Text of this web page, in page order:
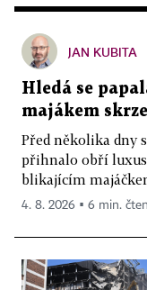
JAN KUBITA
Hledá se
majákem
Před několika dny
přihnalo obří
blikajícím
4. 8. 2026 ▪ 6 min.